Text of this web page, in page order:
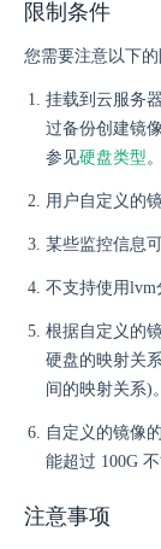
限制条件
您需要注意以下
挂载到云服务
过备份创建镜
参见硬盘类型 。
用户自定义的
某些监控信息
不支持使用lvm
根据自定义的
硬盘的映射关
间的映射关系)。
自定义的镜像
能超过 100G 不
注意事项